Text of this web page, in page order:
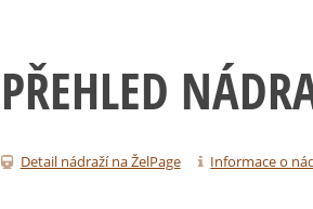
PŘEHLED
Detail nádraží na ŽelPage Informace o